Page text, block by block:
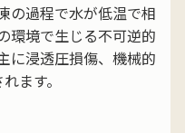
の過程で水が低温で相
環境で生じる不可逆的
に浸透圧損傷、機械的
ます。